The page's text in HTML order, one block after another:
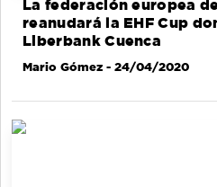
La federación europea
reanudará la EHF Cup
Liberbank Cuenca
Mario Gómez - 24/04/2020